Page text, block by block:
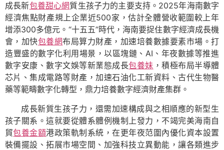
成長新包養甜心網質生孩子力的主要支持。2025年海南數字
經濟焦點財產規上企業近500家，估計全體營收範圍較上年
增添300多億元。“十五五”時代，海南要捉住數字經濟成長機
會，加快包養網布局算力財產，加速培養數據要素市場。打
造豐盛的數字化利用場景，以區塊鏈、AI、年夜數據等推進
數字安康、數字文娛等新業態成長包養妹 ，積極布局半導體
芯片、集成電路等財產，加速石油化工新資料、古代生物醫
藥等範疇數字化轉型，鼎力培養數字經濟財產集群。
成長新質生孩子力，還需加速構成與之相順應的新型生
孩子關系。這就要從體系體例機制上發力，不竭完美海南自
貿包養金額港政策軌制系統，在更年夜范圍內優化資本設置
裝備擺設、拓展市場空間、加強科技立異動能，讓各類進步